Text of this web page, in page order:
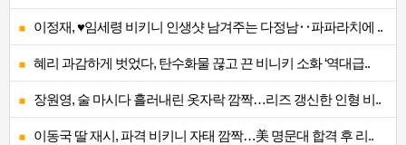
이정재, ♥임세령 비키니 인생샷 남겨주는 다정남‥파파라치에 ..
혜리 과감하게 벗었다, 탄수화물 끊고 끈 비니키 소화 ‘역대급..
장원영, 술 마시다 흘러내린 옷자락 깜짝…리즈 갱신한 인형 비..
이동국 딸 재시, 파격 비키니 자태 깜짝…美 명문대 합격 후 리..